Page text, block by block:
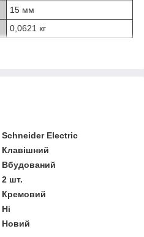
15 мм
0,0621 кг
Schneider Electric
Клавішний
Вбудований
2 шт.
Кремовий
Ні
Новий